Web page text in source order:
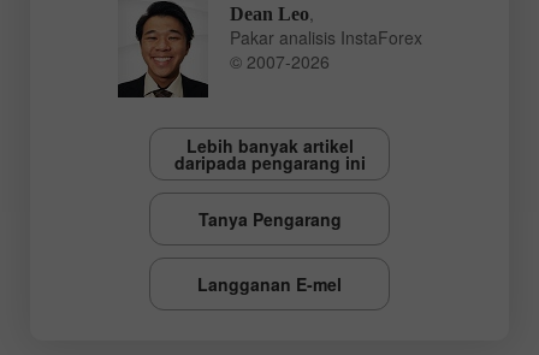
Dean Leo,
Pakar analisis InstaForex
© 2007-2026
Lebih banyak artikel
daripada pengarang ini
Tanya Pengarang
Langganan E-mel